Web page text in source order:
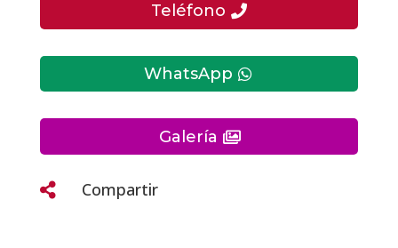
Teléfono
WhatsApp
Galería
 Compartir